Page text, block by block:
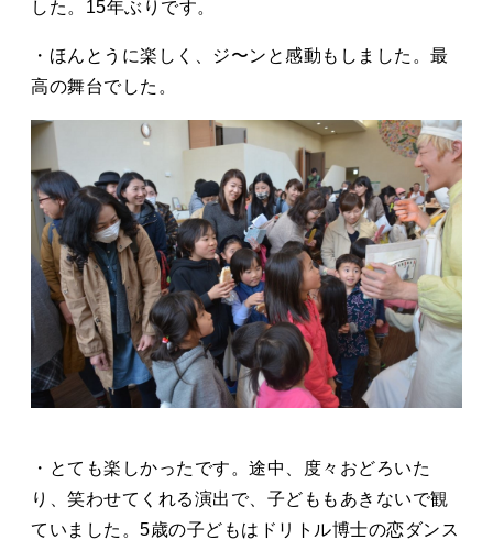
した。15年ぶりです。
・ほんとうに楽しく、ジ〜ンと感動もしました。最
高の舞台でした。
・とても楽しかったです。途中、度々おどろいた
り、笑わせてくれる演出で、子どももあきないで観
ていました。5歳の子どもはドリトル博士の恋ダンス